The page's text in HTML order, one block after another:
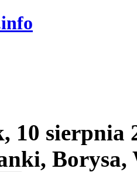
10 sierpnia
Borysa,